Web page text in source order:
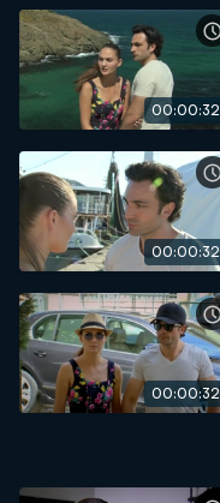
00:00:32
00:00:32
00:00:32